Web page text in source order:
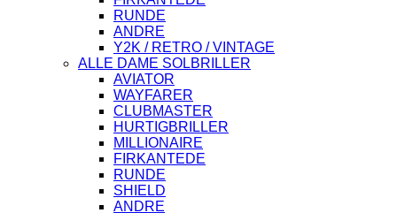
RUNDE
ANDRE
Y2K / RETRO / VINTAGE
ALLE DAME SOLBRILLER
AVIATOR
WAYFARER
CLUBMASTER
HURTIGBRILLER
MILLIONAIRE
FIRKANTEDE
RUNDE
SHIELD
ANDRE